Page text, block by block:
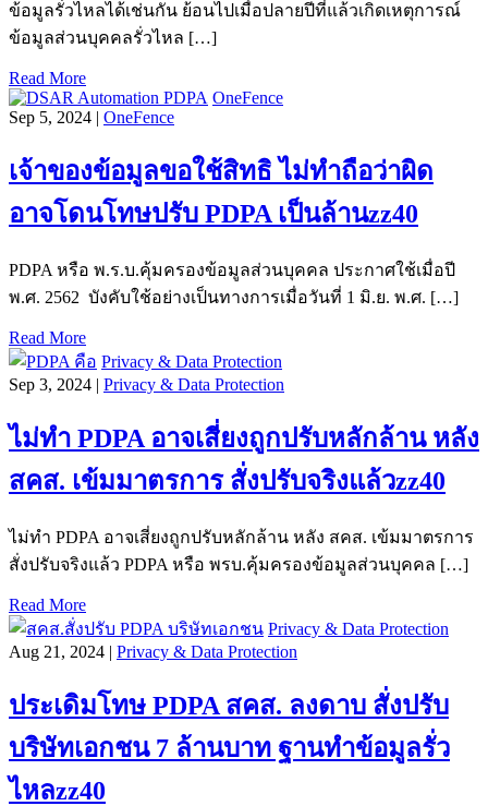
ข้อมูลรั่วไหลได้เช่นกัน ย้อนไปเมื่อปลายปีที่แล้วเกิดเหตุการณ์
ข้อมูลส่วนบุคคลรั่วไหล […]
Read More
OneFence
Sep 5, 2024 | OneFence
เจ้าของข้อมูลขอใช้สิทธิ ไม่ทำถือว่าผิด
อาจโดนโทษปรับ PDPA เป็นล้านzz40
PDPA หรือ พ.ร.บ.คุ้มครองข้อมูลส่วนบุคคล ประกาศใช้เมื่อปี
พ.ศ. 2562 บังคับใช้อย่างเป็นทางการเมื่อวันที่ 1 มิ.ย. พ.ศ. […]
Read More
Privacy & Data Protection
Sep 3, 2024 | Privacy & Data Protection
ไม่ทำ PDPA อาจเสี่ยงถูกปรับหลักล้าน หลัง
สคส. เข้มมาตรการ สั่งปรับจริงแล้วzz40
ไม่ทำ PDPA อาจเสี่ยงถูกปรับหลักล้าน หลัง สคส. เข้มมาตรการ
สั่งปรับจริงแล้ว PDPA หรือ พรบ.คุ้มครองข้อมูลส่วนบุคคล […]
Read More
Privacy & Data Protection
Aug 21, 2024 | Privacy & Data Protection
ประเดิมโทษ PDPA สคส. ลงดาบ สั่งปรับ
บริษัทเอกชน 7 ล้านบาท ฐานทำข้อมูลรั่ว
ไหลzz40